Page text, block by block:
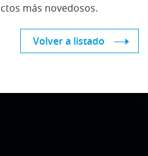
más novedosos.
Volver a listado